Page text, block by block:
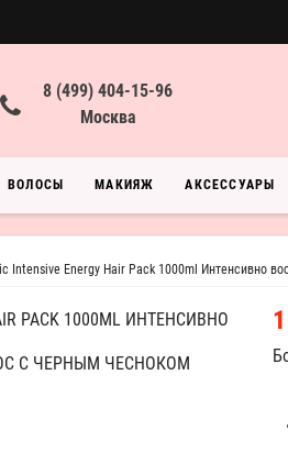
8 (499) 404-15-96
Москва
ВОЛОСЫ МАКИЯЖ АКСЕССУАРЫ
Intensive Energy Hair Pack 1000ml Интенсивно
PACK 1000ML ИНТЕНСИВНО
С ЧЕРНЫМ ЧЕСНОКОМ